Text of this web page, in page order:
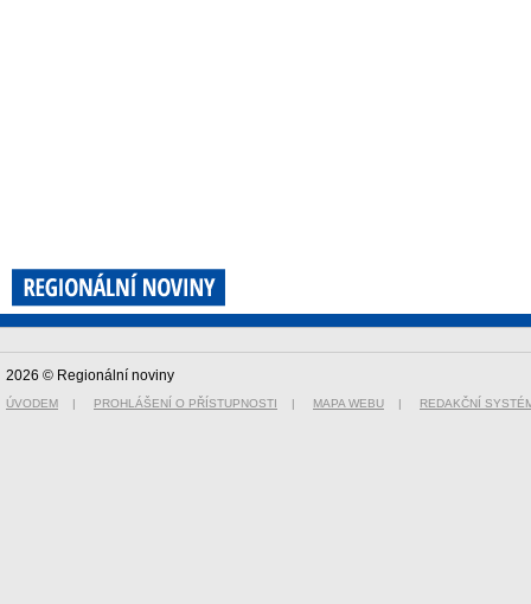
2026 © Regionální noviny
ÚVODEM | PROHLÁŠENÍ O PŘÍSTUPNOSTI | MAPA WEBU | REDAKČNÍ